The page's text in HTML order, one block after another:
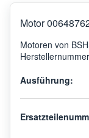
Motor
Motoren von
Ausführung: